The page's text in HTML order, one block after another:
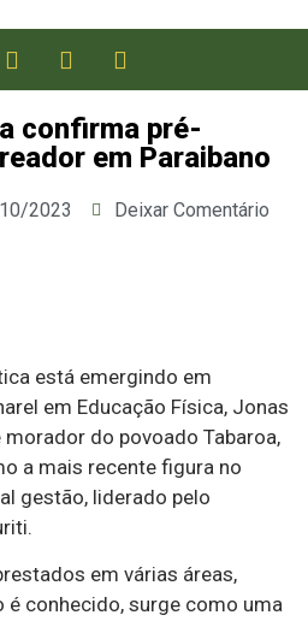
confirma pré-
em Paraibano
2023 Deixar Comentário
está emergindo em
em Educação Física, Jonas
morador do povoado Tabaroa,
a mais recente figura no
gestão, liderado pelo
em várias áreas,
é conhecido, surge como uma